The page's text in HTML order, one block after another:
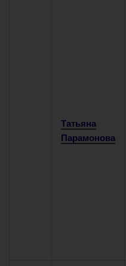
Татьяна
Парамонова